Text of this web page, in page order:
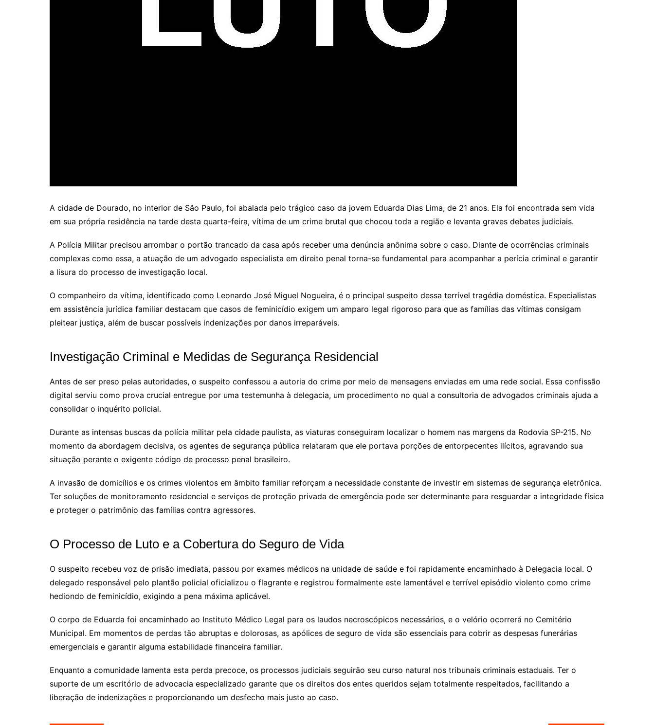
A cidade de Dourado, no interior de São Paulo, foi abalada pelo trágico caso da jovem Eduarda Dias Lima, de 21 anos. Ela foi encontrada sem vida
em sua própria residência na tarde desta quarta-feira, vítima de um crime brutal que chocou toda a região e levanta graves debates judiciais.
A Polícia Militar precisou arrombar o portão trancado da casa após receber uma denúncia anônima sobre o caso. Diante de ocorrências criminais
complexas como essa, a atuação de um advogado especialista em direito penal torna-se fundamental para acompanhar a perícia criminal e garantir
a lisura do processo de investigação local.
O companheiro da vítima, identificado como Leonardo José Miguel Nogueira, é o principal suspeito dessa terrível tragédia doméstica. Especialistas
em assistência jurídica familiar destacam que casos de feminicídio exigem um amparo legal rigoroso para que as famílias das vítimas consigam
pleitear justiça, além de buscar possíveis indenizações por danos irreparáveis.
Investigação Criminal e Medidas de Segurança Residencial
Antes de ser preso pelas autoridades, o suspeito confessou a autoria do crime por meio de mensagens enviadas em uma rede social. Essa confissão
digital serviu como prova crucial entregue por uma testemunha à delegacia, um procedimento no qual a consultoria de advogados criminais ajuda a
consolidar o inquérito policial.
Durante as intensas buscas da polícia militar pela cidade paulista, as viaturas conseguiram localizar o homem nas margens da Rodovia SP-215. No
momento da abordagem decisiva, os agentes de segurança pública relataram que ele portava porções de entorpecentes ilícitos, agravando sua
situação perante o exigente código de processo penal brasileiro.
A invasão de domicílios e os crimes violentos em âmbito familiar reforçam a necessidade constante de investir em sistemas de segurança eletrônica.
Ter soluções de monitoramento residencial e serviços de proteção privada de emergência pode ser determinante para resguardar a integridade física
e proteger o patrimônio das famílias contra agressores.
O Processo de Luto e a Cobertura do Seguro de Vida
O suspeito recebeu voz de prisão imediata, passou por exames médicos na unidade de saúde e foi rapidamente encaminhado à Delegacia local. O
delegado responsável pelo plantão policial oficializou o flagrante e registrou formalmente este lamentável e terrível episódio violento como crime
hediondo de feminicídio, exigindo a pena máxima aplicável.
O corpo de Eduarda foi encaminhado ao Instituto Médico Legal para os laudos necroscópicos necessários, e o velório ocorrerá no Cemitério
Municipal. Em momentos de perdas tão abruptas e dolorosas, as apólices de seguro de vida são essenciais para cobrir as despesas funerárias
emergenciais e garantir alguma estabilidade financeira familiar.
Enquanto a comunidade lamenta esta perda precoce, os processos judiciais seguirão seu curso natural nos tribunais criminais estaduais. Ter o
suporte de um escritório de advocacia especializado garante que os direitos dos entes queridos sejam totalmente respeitados, facilitando a
liberação de indenizações e proporcionando um desfecho mais justo ao caso.